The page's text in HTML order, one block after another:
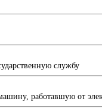
службу
работавшую от